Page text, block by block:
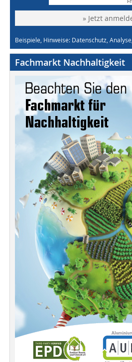
» Jetzt
Beispiele, Hinweise: Datenschutz,
Fachmarkt Nachhaltigkeit